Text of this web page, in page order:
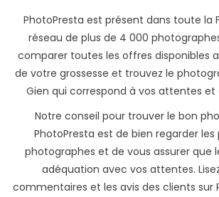
PhotoPresta est présent dans toute la
réseau de plus de 4 000
comparer toutes les offres disponibles
de votre grossesse et trouvez le
Gien qui correspond à vos attentes
Notre conseil pour trouver le bon
PhotoPresta est de bien regarder
photographes et de vous assurer que
adéquation avec vos attentes.
commentaires et les avis des clients sur